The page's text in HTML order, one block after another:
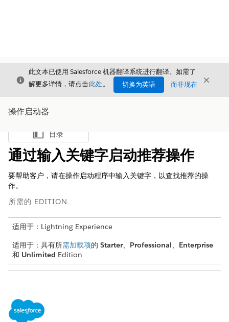
关闭
此文本已使用 Salesforce 机器翻译系统进行翻译。如需了
解更多详情，请点击此处。 切换为英语 而非现在 关闭
操作启动器
显示目录
目录
通过输入关键字启动推荐操作
要帮助客户，请在操作启动程序中输入关键字，以查找推荐的操
作。
所需的 EDITION
适用于：Lightning Experience
适用于：具有所需加载项的 Starter、 Professional、 Enterprise
和 Unlimited Edition
启动操作：